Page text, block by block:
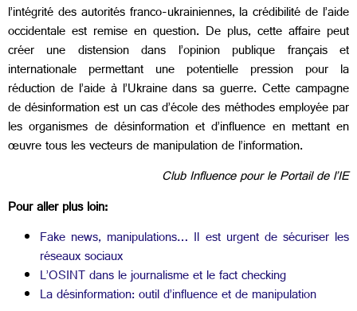
l’intégrité des autorités franco-ukrainiennes, la crédibilité de l’aide
occidentale est remise en question. De plus, cette affaire peut
créer une distension dans l’opinion publique français et
internationale permettant une potentielle pression pour la
réduction de l’aide à l’Ukraine dans sa guerre. Cette campagne
de désinformation est un cas d’école des méthodes employée par
les organismes de désinformation et d’influence en mettant en
œuvre tous les vecteurs de manipulation de l’information.
Club Influence pour le Portail de l’IE
Pour aller plus loin:
Fake news, manipulations… Il est urgent de sécuriser les
réseaux sociaux
L’OSINT dans le journalisme et le fact checking
La désinformation: outil d’influence et de manipulation